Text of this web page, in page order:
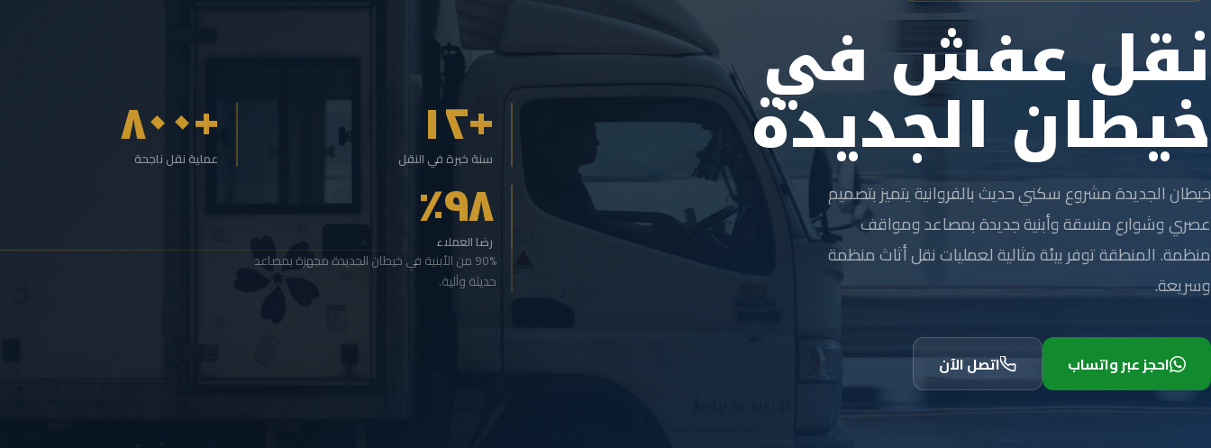
نقل عفش في
خيطان الجديدة
خيطان الجديدة مشروع سكني حديث بالفروانية يتميز بتصميم
عصري وشوارع منسقة وأبنية جديدة بمصاعد ومواقف
منظمة. المنطقة توفر بيئة مثالية لعمليات نقل أثاث منظمة
وسريعة.
+١٢
سنة خبرة في النقل +٨٠٠
عملية نقل ناجحة
٩٨٪
رضا العملاء
90% من الأبنية في خيطان الجديدة مجهزة بمصاعد
حديثة وآلية.
احجز عبر واتساب اتصل الآن